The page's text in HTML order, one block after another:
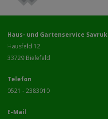
Haus- und Gartenservice Savruk
Hausfeld 12
33729 Bielefeld
Telefon
0521 - 2383010
E-Mail